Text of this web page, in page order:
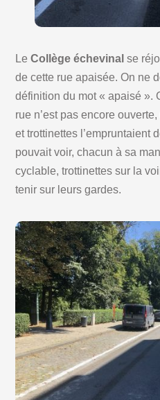
LeCollège échevinal se
de cette rue apaisée. On ne
définition du mot « apaisé ».
rue n’est pas encore
et trottinettes l’empruntaient
pouvait voir, chacun à sa
cyclable, trottinettes sur la
tenir sur leurs gardes.